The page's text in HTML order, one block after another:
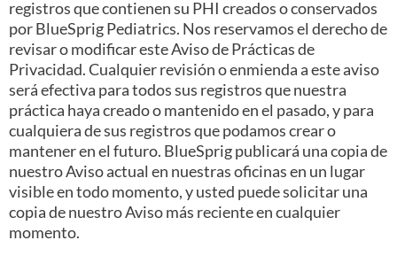
registros que contienen su PHI creados o conservados
por BlueSprig Pediatrics. Nos reservamos el derecho de
revisar o modificar este Aviso de Prácticas de
Privacidad. Cualquier revisión o enmienda a este aviso
será efectiva para todos sus registros que nuestra
práctica haya creado o mantenido en el pasado, y para
cualquiera de sus registros que podamos crear o
mantener en el futuro. BlueSprig publicará una copia de
nuestro Aviso actual en nuestras oficinas en un lugar
visible en todo momento, y usted puede solicitar una
copia de nuestro Aviso más reciente en cualquier
momento.